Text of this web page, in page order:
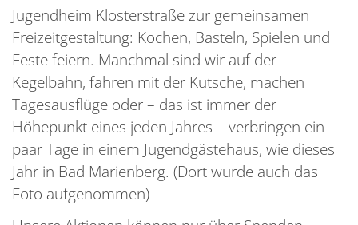
Jugendheim Klosterstraße zur gemeinsamen
Freizeitgestaltung: Kochen, Basteln, Spielen und
Feste feiern. Manchmal sind wir auf der
Kegelbahn, fahren mit der Kutsche, machen
Tagesausflüge oder – das ist immer der
Höhepunkt eines jeden Jahres – verbringen ein
paar Tage in einem Jugendgästehaus, wie dieses
Jahr in Bad Marienberg. (Dort wurde auch das
Foto aufgenommen)